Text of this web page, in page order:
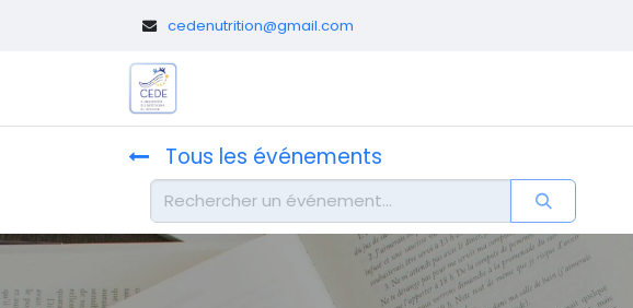
cedenutrition@gmail.com
Tous les événements